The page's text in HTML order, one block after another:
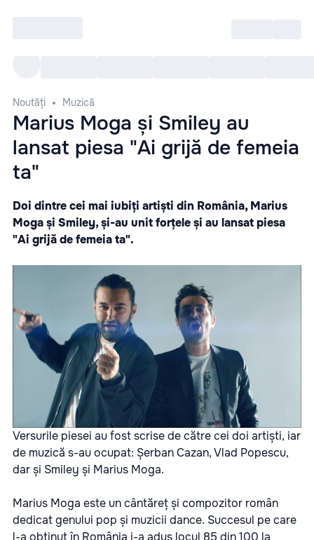
Noutăți Muzică
Marius Moga și Smiley au
lansat piesa "Ai grijă de femeia
ta"
Doi dintre cei mai iubiți artiști din România, Marius
Moga și Smiley, și-au unit forțele și au lansat piesa
"Ai grijă de femeia ta".
Versurile piesei au fost scrise de către cei doi artiști, iar
de muzică s-au ocupat: Șerban Cazan, Vlad Popescu,
dar și Smiley și Marius Moga.
Marius Moga este un cântăreț și compozitor român
dedicat genului pop și muzicii dance. Succesul pe care
l-a obținut în România i-a adus locul 85 din 100 la